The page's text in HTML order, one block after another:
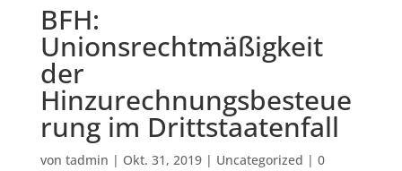
BFH:
Unionsrechtmäßigkeit
der
Hinzurechnungsbesteue
rung im Drittstaatenfall
von tadmin | Okt. 31, 2019| Uncategorized | 0